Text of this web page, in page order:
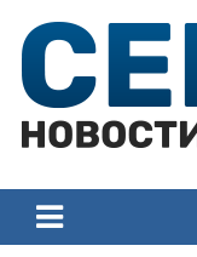
content
Севастополя